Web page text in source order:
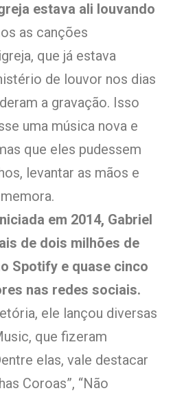
estava ali louvando
as canções
que já estava
de louvor nos dias
a gravação. Isso
uma música nova e
que eles pudessem
levantar as mãos e
em 2014, Gabriel
de dois milhões de
Spotify e quase cinco
nas redes sociais.
ele lançou diversas
que fizeram
elas, vale destacar
Coroas”, “Não